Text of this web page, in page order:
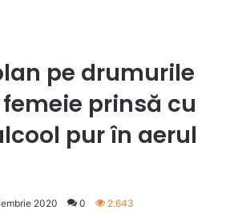
pe drumurile
prinsă cu
pur în aerul
2020 0 2.643